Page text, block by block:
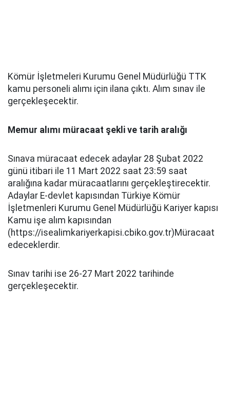
Kömür İşletmeleri Kurumu Genel Müdürlüğü TTK
kamu personeli alımı için ilana çıktı. Alım sınav ile
gerçekleşecektir.
Memur alımı müracaat şekli ve tarih aralığı
Sınava müracaat edecek adaylar 28 Şubat 2022
günü itibari ile 11 Mart 2022 saat 23:59 saat
aralığına kadar müracaatlarını gerçekleştirecektir.
Adaylar E-devlet kapısından Türkiye Kömür
İşletmenleri Kurumu Genel Müdürlüğü Kariyer kapısı
Kamu işe alım kapısından
(https://isealimkariyerkapisi.cbiko.gov.tr)Müracaat
edeceklerdir.
Sınav tarihi ise 26-27 Mart 2022 tarihinde
gerçekleşecektir.